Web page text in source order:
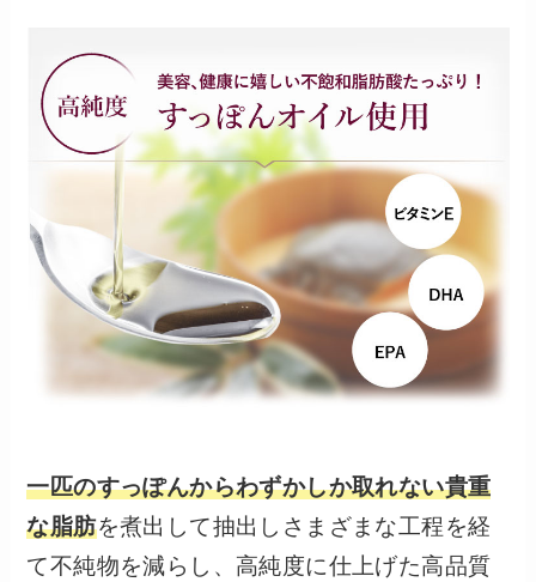
一匹のすっぽんからわずかしか取れない貴重
な脂肪を煮出して抽出しさまざまな工程を経
て不純物を減らし、高純度に仕上げた高品質